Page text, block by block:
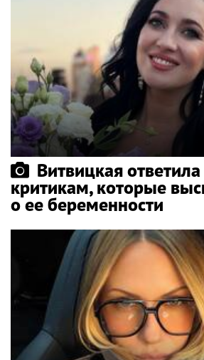
Витвицкая ответила
критикам, которые
о ее беременности